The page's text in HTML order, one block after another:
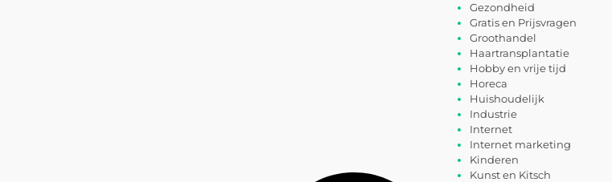
Gezondheid
Gratis en Prijsvragen
Groothandel
Haartransplantatie
Hobby en vrije tijd
Horeca
Huishoudelijk
Industrie
Internet
Internet marketing
Kinderen
Kunst en Kitsch